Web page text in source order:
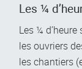
Les ¼
Les ¼
les ouvriers
les chantiers